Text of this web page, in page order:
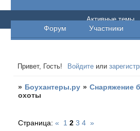
Форум Участники
Активные темы
Привет, Гость! Войдите или
» Боухантеры.ру » Снаряжение
охоты
Страница:« 1 2 3 4 »